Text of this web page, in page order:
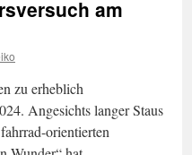
am
zu erheblich
Angesichts langer Staus
orientierten